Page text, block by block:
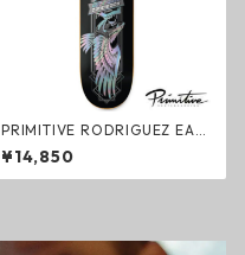
PRIMITIVE RODRIGUEZ EAG
LE BLACK Deck デッキ スケー
トボード プリミティブ
¥14,850